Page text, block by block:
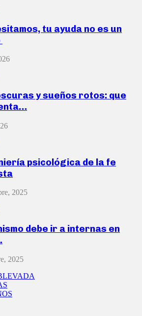
tu ayuda no es un
y sueños rotos: que
psicológica de la fe
2025
debe ir a internas en
2025